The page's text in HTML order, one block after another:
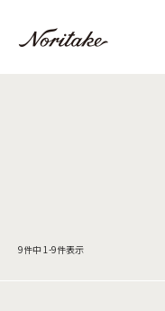
9件中 1 -9件表示